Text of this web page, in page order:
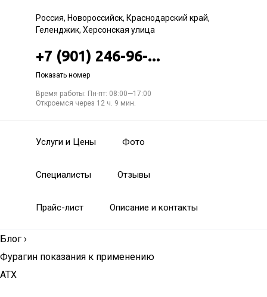
Россия, Новороссийск, Краснодарский край,
Геленджик, Херсонская улица
+7 (901) 246-96-...
Показать номер
Время работы: Пн-пт: 08:00—17:00
Откроемся через 12 ч. 9 мин.
Услуги и Цены Фото
Специалисты Отзывы
Прайс-лист Описание и контакты
Блог ›
Фурагин показания к применению
АТХ